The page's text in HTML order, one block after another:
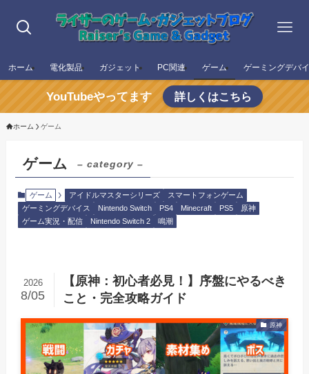
ホーム 電化製品 ガジェット PC関連 ゲーム ゲーミングデバ
YouTubeやってます 詳しくはこちら
ホーム ゲーム
ゲーム – category –
ゲーム アイドルマスターシリーズ
スマートフォンゲーム
ゲーミングデバイス
Nintendo Switch PS4 Minecraft PS5
原神
ゲーム実況・配信
Nintendo Switch 2 鳴潮
【原神：初心者必見！】序盤にやるべき
こと・完全攻略ガイド
2026
8/05
原神